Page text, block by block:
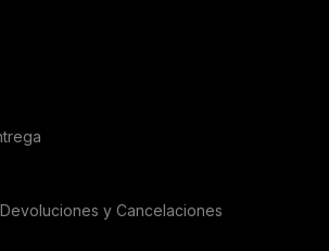
y Cancelaciones